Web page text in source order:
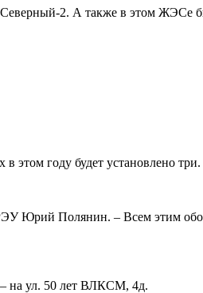
2. А также в этом ЖЭСе
этом году будет установлено три.
Юрий Полянин. – Всем этим
на ул. 50 лет ВЛКСМ, 4д.